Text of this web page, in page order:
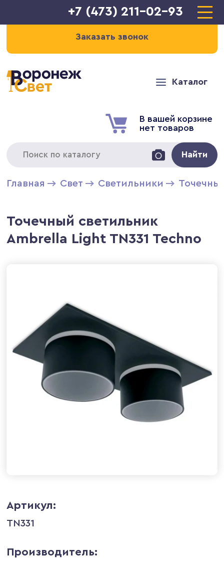
+7 (473) 211-02-93
Заказать звонок
Каталог
В вашей корзине
нет товаров
Найти
Главная Свет Светильники
Точечный светильник
Ambrella Light TN331 Techno
Артикул:
TN331
Производитель: